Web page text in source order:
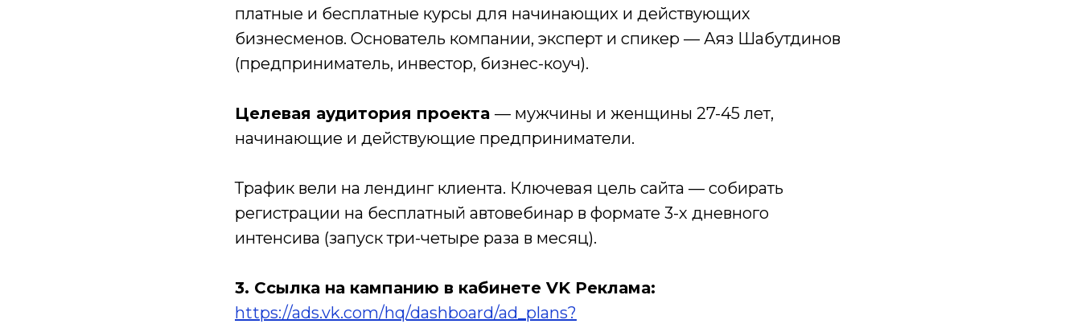
платные и бесплатные курсы для начинающих и действующих
бизнесменов. Основатель компании, эксперт и спикер — Аяз Шабутдинов
(предприниматель, инвестор, бизнес-коуч).
Целевая аудитория проекта — мужчины и женщины 27-45 лет,
начинающие и действующие предприниматели.
Трафик вели на лендинг клиента. Ключевая цель сайта — собирать
регистрации на бесплатный автовебинар в формате 3-х дневного
интенсива (запуск три-четыре раза в месяц).
3. Ссылка на кампанию в кабинете VK Реклама:
https://ads.vk.com/hq/dashboard/ad_plans?